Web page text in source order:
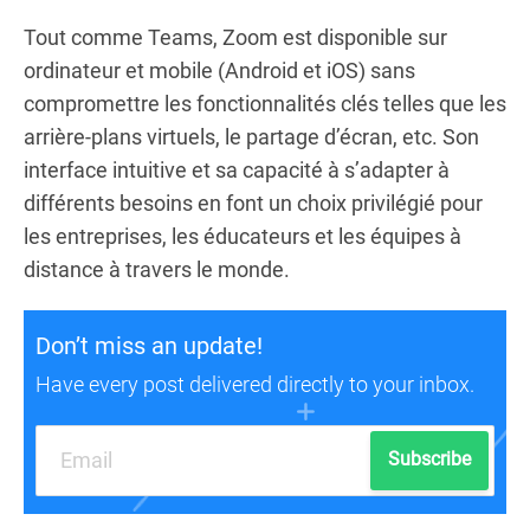
Tout comme Teams, Zoom est disponible sur
ordinateur et mobile (Android et iOS) sans
compromettre les fonctionnalités clés telles que les
arrière-plans virtuels, le partage d’écran, etc. Son
interface intuitive et sa capacité à s’adapter à
différents besoins en font un choix privilégié pour
les entreprises, les éducateurs et les équipes à
distance à travers le monde.
Don’t miss an update!
Have every post delivered directly to your inbox.
Subscribe